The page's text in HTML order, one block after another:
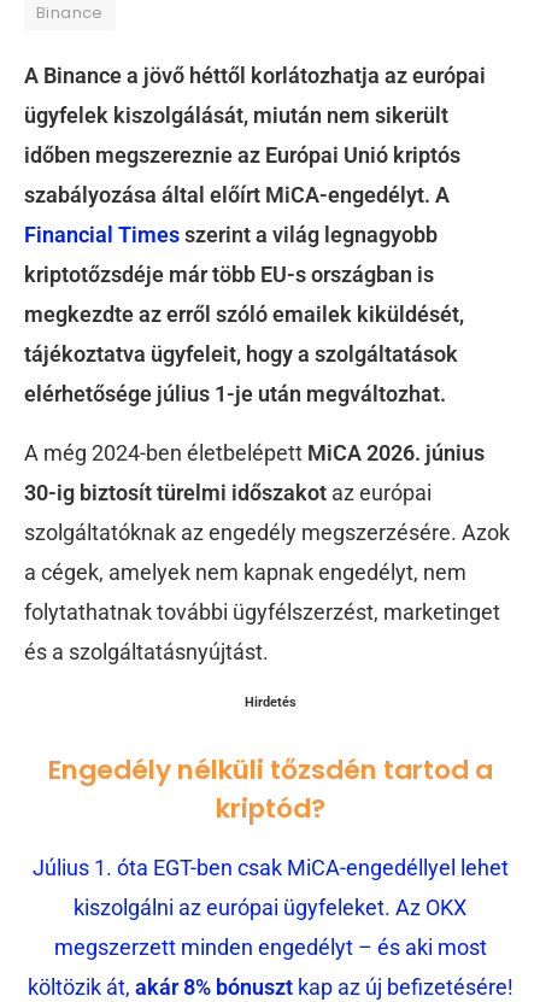
Binance
A Binance a jövő héttől korlátozhatja az európai
ügyfelek kiszolgálását, miután nem sikerült
időben megszereznie az Európai Unió kriptós
szabályozása által előírt MiCA-engedélyt. A
Financial Timesszerint a világ legnagyobb
kriptotőzsdéje már több EU-s országban is
megkezdte az erről szóló emailek kiküldését,
tájékoztatva ügyfeleit, hogy a szolgáltatások
elérhetősége július 1-je után megváltozhat.
A még 2024-ben életbelépett MiCA 2026. június
30-ig biztosít türelmi időszakot az európai
szolgáltatóknak az engedély megszerzésére. Azok
a cégek, amelyek nem kapnak engedélyt, nem
folytathatnak további ügyfélszerzést, marketinget
és a szolgáltatásnyújtást.
Hirdetés
Engedély nélküli tőzsdén tartod a
kriptód?
Július 1. óta EGT-ben csak MiCA-engedéllyel lehet
kiszolgálni az európai ügyfeleket. Az OKX
megszerzett minden engedélyt – és aki most
költözik át, akár 8% bónusztkap az új befizetésére!